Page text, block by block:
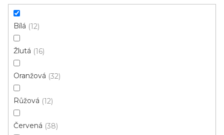
Instituce aj.
Řadit podle:
ZAVŘÍT FILTR
Bílá 12
Žlutá 16
Oranžová 32
Růžová 12
Červená 38